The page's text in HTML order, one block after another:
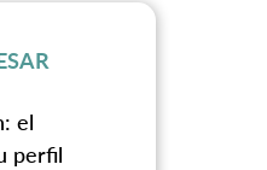
el
perfil